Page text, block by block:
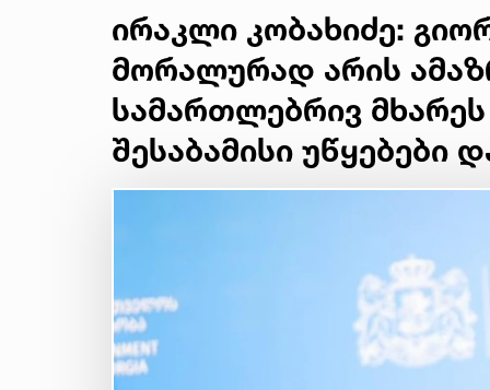
ირაკლი კობახიძე:
მორალურად არის
სამართლებრივ მხარეს
შესაბამისი უწყებები